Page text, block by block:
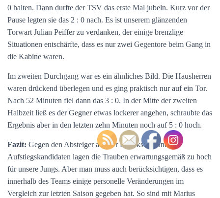
0 halten. Dann durfte der TSV das erste Mal jubeln. Kurz vor der
Pause legten sie das 2 : 0 nach. Es ist unserem glänzenden
Torwart Julian Peiffer zu verdanken, der einige brenzlige
Situationen entschärfte, dass es nur zwei Gegentore beim Gang in
die Kabine waren.
Im zweiten Durchgang war es ein ähnliches Bild. Die Hausherren
waren drückend überlegen und es ging praktisch nur auf ein Tor.
Nach 52 Minuten fiel dann das 3 : 0. In der Mitte der zweiten
Halbzeit ließ es der Gegner etwas lockerer angehen, schraubte das
Ergebnis aber in den letzten zehn Minuten noch auf 5 : 0 hoch.
Fazit: Gegen den Absteiger aus der Bezirksliga und
Aufstiegskandidaten lagen die Trauben erwartungsgemäß zu hoch
für unsere Jungs. Aber man muss auch berücksichtigen, dass es
innerhalb des Teams einige personelle Veränderungen im
Vergleich zur letzten Saison gegeben hat. So sind mit Marius